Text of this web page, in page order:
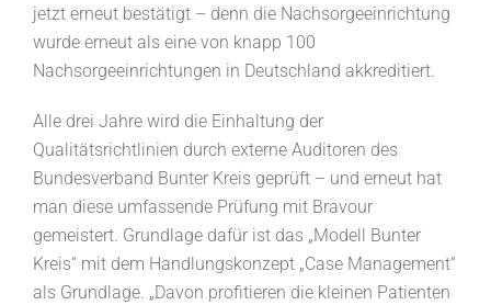
jetzt erneut bestätigt – denn die Nachsorgeeinrichtung
wurde erneut als eine von knapp 100
Nachsorgeeinrichtungen in Deutschland akkreditiert.
Alle drei Jahre wird die Einhaltung der
Qualitätsrichtlinien durch externe Auditoren des
Bundesverband Bunter Kreis geprüft – und erneut hat
man diese umfassende Prüfung mit Bravour
gemeistert. Grundlage dafür ist das „Modell Bunter
Kreis“ mit dem Handlungskonzept „Case Management“
als Grundlage. „Davon profitieren die kleinen Patienten